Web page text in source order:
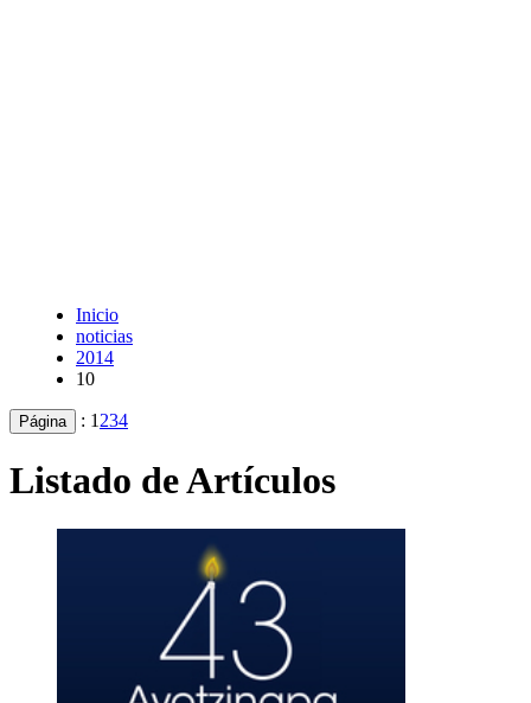
Inicio
noticias
2014
10
Página : 1 234
Listado de Artículos